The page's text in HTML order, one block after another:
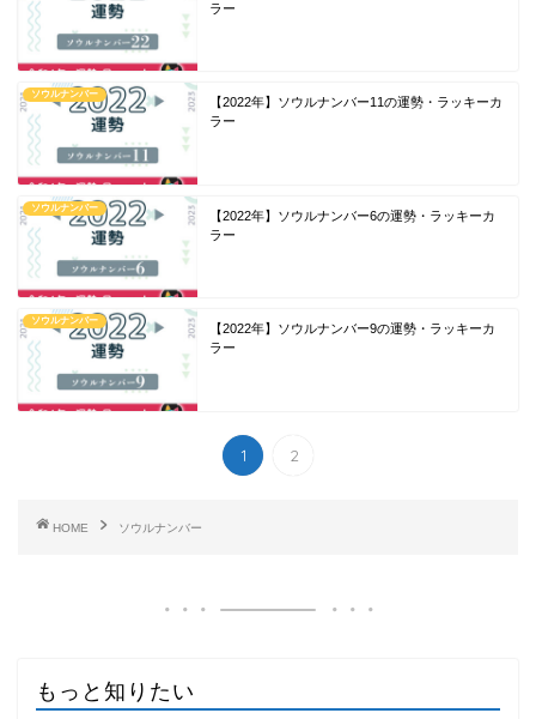
ラー
ソウルナンバー
【2022年】ソウルナンバー11の運勢・ラッキーカ
ラー
ソウルナンバー
【2022年】ソウルナンバー6の運勢・ラッキーカ
ラー
ソウルナンバー
【2022年】ソウルナンバー9の運勢・ラッキーカ
ラー
1 2
HOME ソウルナンバー
もっと知りたい